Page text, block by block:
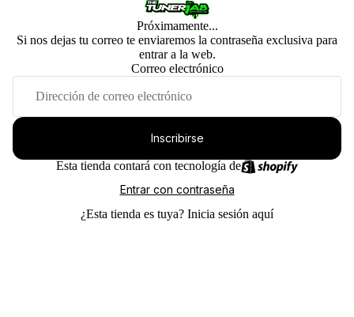
Próximamente...
Si nos dejas tu correo te enviaremos la contraseña exclusiva para
entrar a la web.
Correo electrónico
Inscribirse
Esta tienda contará con tecnología de
Entrar con contraseña
¿Esta tienda es tuya? Inicia sesión aquí